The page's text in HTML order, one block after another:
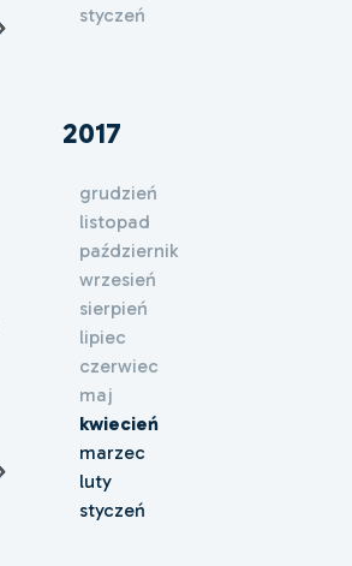
styczeń
2017
grudzień
listopad
październik
wrzesień
sierpień
lipiec
czerwiec
maj
kwiecień
marzec
luty
styczeń